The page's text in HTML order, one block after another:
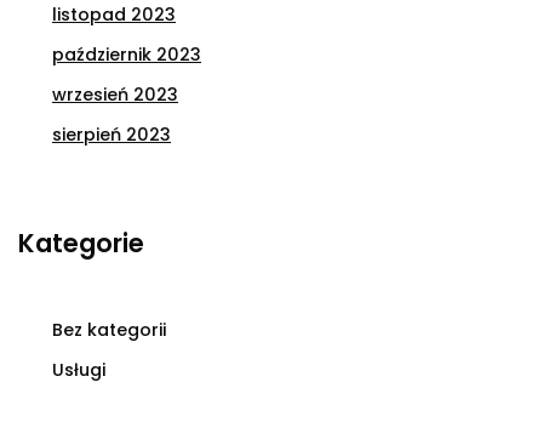
listopad 2023
październik 2023
wrzesień 2023
sierpień 2023
Kategorie
Bez kategorii
Usługi